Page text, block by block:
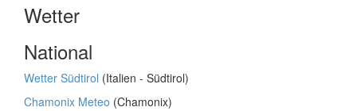
Wetter
National
Wetter Südtirol (Italien - Südtirol)
Chamonix Meteo (Chamonix)